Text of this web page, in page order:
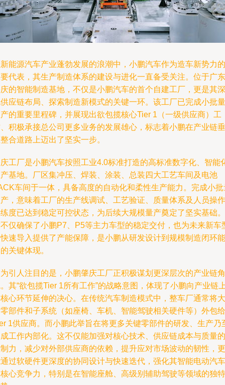
能源汽车产业蓬勃发展的浪潮中，小鹏汽车作为造车新势力的
代表，其生产制造体系的建设与进化一直备受关注。位于广东
的智能制造基地，不仅是小鹏汽车的首个自建工厂，更是其深
应链布局、探索制造新模式的关键一环。该工厂已完成小批量
的重要里程碑，并展现出欲包揽核心Tier 1（一级供应商）工
积极承接总公司更多业务的发展雄心，标志着小鹏在产业链垂
合道路上迈出了坚实一步。
工厂是小鹏汽车按照工业4.0标准打造的高标准数字化、智能
基地。厂区集冲压、焊装、涂装、总装四大工艺车间及电池
车间于一体，具备高度的自动化和柔性生产能力。完成小批
，意味着工厂的生产线调试、工艺验证、质量体系及人员操作
度已达到稳定可控状态，为后续大规模量产奠定了坚实基础。
仅确保了小鹏P7、P5等主力车型的稳定交付，也为未来新车
速导入提供了产能保障，是小鹏从研发设计到规模制造闭环能
关键体现。
引人注目的是，小鹏肇庆工厂正积极谋划更深层次的产业链角
其“欲包揽Tier 1所有工作”的战略意图，体现了小鹏向产业链
心环节延伸的决心。在传统汽车制造模式中，整车厂通常将大
部件和子系统（如座椅、车机、智能驾驶相关硬件等）外包给
1供应商。而小鹏此举旨在将更多关键零部件的研发、生产乃
工作内部化。这不仅能加强对核心技术、供应链成本与质量的
力，减少对外部供应商的依赖，提升应对市场波动的韧性，更
过软硬件更深度的协同设计与快速迭代，强化其智能电动汽车
心竞争力，特别是在智能座舱、高级别辅助驾驶等领域的独特